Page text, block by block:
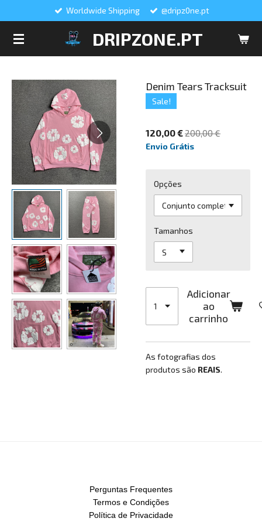
DRIPZONE.PT
Worldwide Shipping @dripz0ne.pt
Denim Tears Tracksuit
Sale!
120,00 €200,00 €
Envio Grátis
Opções
Tamanhos
Adicionar
ao
carrinho
As fotografias dos
produtos são REAIS.
Perguntas Frequentes
Termos e Condições
Política de Privacidade